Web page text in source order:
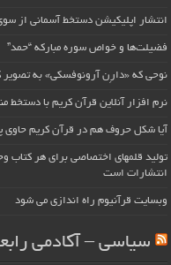
انتشار اپلیکیشن دستخط آسمانی از
فضیلت‌ها و خواص سوره مبارکه “حمد”
نوحی که «دارِن آرونوفسکی» به
نرم افزار آنلاین قرآن کریم با
آیا شکل حروف هم در قرآن کریم حاوی
تولید قلمهای اختصاصی برای هر کتاب
انتشارات است
وبسایت قرآنیوم راه اندازی می شود
سیاسی – آکادمی